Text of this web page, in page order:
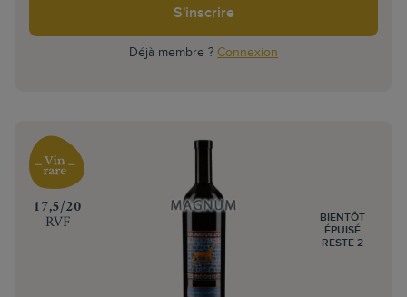
S'inscrire
Déjà membre ? Connexion
‍17,5/20
RVF
BIENTÔT
ÉPUISÉ
RESTE 2